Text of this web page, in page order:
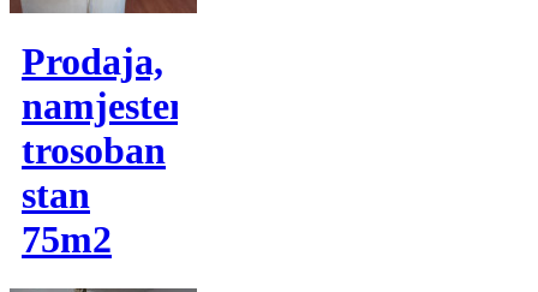
Prodaja,
namjesten
trosoban
stan
75m2